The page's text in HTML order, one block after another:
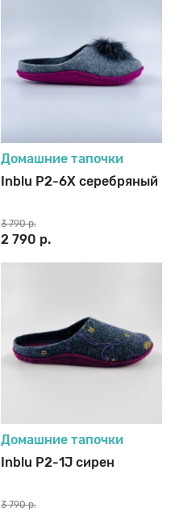
Домашние тапочки
Inblu P2-6X серебряный
2 790 р.
3 790 р.
Домашние тапочки
Inblu P2-1J сирен
3 790 р.